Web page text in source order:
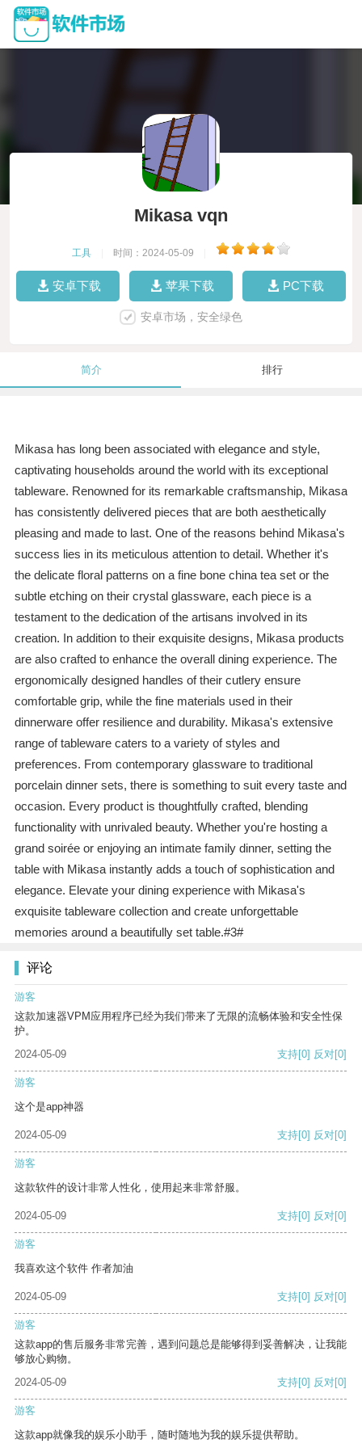
Mikasa vqn
工具 时间：2024-05-09
安卓下载 苹果下载 PC下载
安卓市场，安全绿色
简介 排行
Mikasa has long been associated with elegance and style,
captivating households around the world with its exceptional
tableware. Renowned for its remarkable craftsmanship, Mikasa
has consistently delivered pieces that are both aesthetically
pleasing and made to last. One of the reasons behind Mikasa's
success lies in its meticulous attention to detail. Whether it's
the delicate floral patterns on a fine bone china tea set or the
subtle etching on their crystal glassware, each piece is a
testament to the dedication of the artisans involved in its
creation. In addition to their exquisite designs, Mikasa products
are also crafted to enhance the overall dining experience. The
ergonomically designed handles of their cutlery ensure
comfortable grip, while the fine materials used in their
dinnerware offer resilience and durability. Mikasa's extensive
range of tableware caters to a variety of styles and
preferences. From contemporary glassware to traditional
porcelain dinner sets, there is something to suit every taste and
occasion. Every product is thoughtfully crafted, blending
functionality with unrivaled beauty. Whether you're hosting a
grand soirée or enjoying an intimate family dinner, setting the
table with Mikasa instantly adds a touch of sophistication and
elegance. Elevate your dining experience with Mikasa's
exquisite tableware collection and create unforgettable
memories around a beautifully set table.#3#
评论
游客
这款加速器VPM应用程序已经为我们带来了无限的流畅体验和安全性保
护。
2024-05-09
支持[0] 反对[0]
游客
这个是app神器
2024-05-09 支持[0] 反对[0]
游客
这款软件的设计非常人性化，使用起来非常舒服。
2024-05-09 支持[0] 反对[0]
游客
我喜欢这个软件 作者加油
2024-05-09 支持[0] 反对[0]
游客
这款app的售后服务非常完善，遇到问题总是能够得到妥善解决，让我能
够放心购物。
2024-05-09
支持[0] 反对[0]
游客
这款app就像我的娱乐小助手，随时随地为我的娱乐提供帮助。